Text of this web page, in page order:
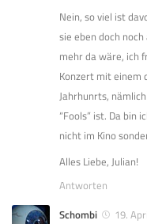
Nein, so viel ist
sie eben doch
mehr da wäre, ich
Konzert mit einem
Jahrhunrts,
“Fools” ist. Da bin
nicht im Kino
Alles Liebe, Julian!
Antworten
Schombi
19.